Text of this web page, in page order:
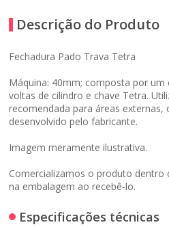
Descrição do Produto
Fechadura Pado Trava Tetra
Máquina: 40mm; composta por
voltas de cilindro e chave Tetra.
recomendada para áreas externas,
desenvolvido pelo fabricante.
Imagem meramente ilustrativa.
Comercializamos o produto dentro
na embalagem ao recebê-lo.
Especificações técnicas